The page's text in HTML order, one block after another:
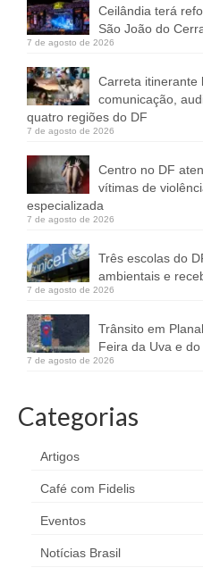
Ceilândia terá
São João do
7 de agosto de 2026
Carreta itinerante
comunicação,
quatro regiões do DF
7 de agosto de 2026
Centro no DF
vítimas de
especializada
7 de agosto de 2026
Três escolas do
ambientais e
7 de agosto de 2026
Trânsito em
Feira da Uva e do
7 de agosto de 2026
Categorias
Artigos
Café com Fidelis
Eventos
Notícias Brasil